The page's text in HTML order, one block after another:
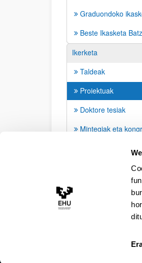
Graduondoko
Beste Ikasketa
Ikerketa
Taldeak
Proiektuak
Doktore tesiak
Mintegiak eta